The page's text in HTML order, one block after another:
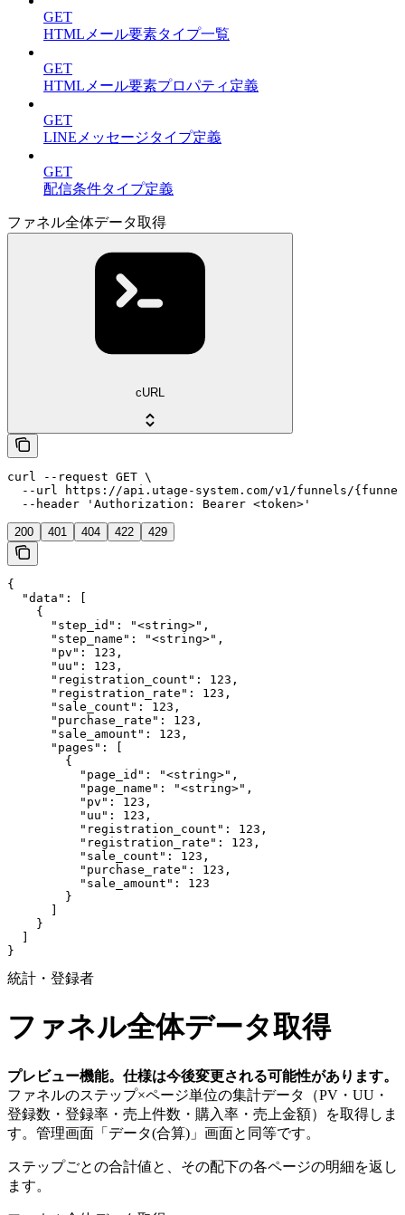
GET
HTMLメール要素タイプ一覧
GET
HTMLメール要素プロパティ定義
GET
LINEメッセージタイプ定義
GET
配信条件タイプ定義
ファネル全体データ取得
cURL
curl --request GET \
--url https://api.utage-system.com/v1/funnels/
  --header 'Authorization: Bearer <token>'
200 401 404 422 429
{
  "data": [
    {
      "step_id": "<string>",
      "step_name": "<string>",
      "pv": 123,
      "uu": 123,
      "registration_count": 123,
      "registration_rate": 123,
      "sale_count": 123,
      "purchase_rate": 123,
      "sale_amount": 123,
      "pages": [
        {
          "page_id": "<string>",
          "page_name": "<string>",
          "pv": 123,
          "uu": 123,
          "registration_count": 123,
          "registration_rate": 123,
          "sale_count": 123,
          "purchase_rate": 123,
          "sale_amount": 123
        }
      ]
    }
  ]
}
統計・登録者
ファネル全体データ取得
プレビュー機能。仕様は今後変更される可能性があります。
ファネルのステップ×ページ単位の集計データ（PV・UU・
登録数・登録率・売上件数・購入率・売上金額）を取得しま
す。管理画面「データ(合算)」画面と同等です。
ステップごとの合計値と、その配下の各ページの明細を返し
ます。